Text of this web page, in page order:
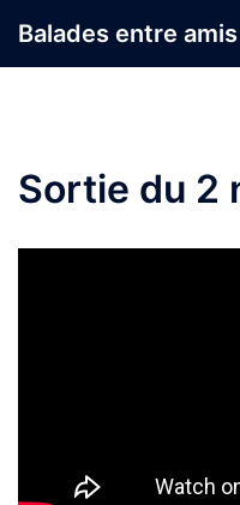
auBalades entre amis
Sortie du 2